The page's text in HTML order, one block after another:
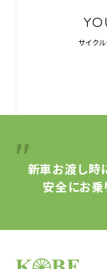
サイク
新車お渡し時
安全にお乗
サイクルショップナカ